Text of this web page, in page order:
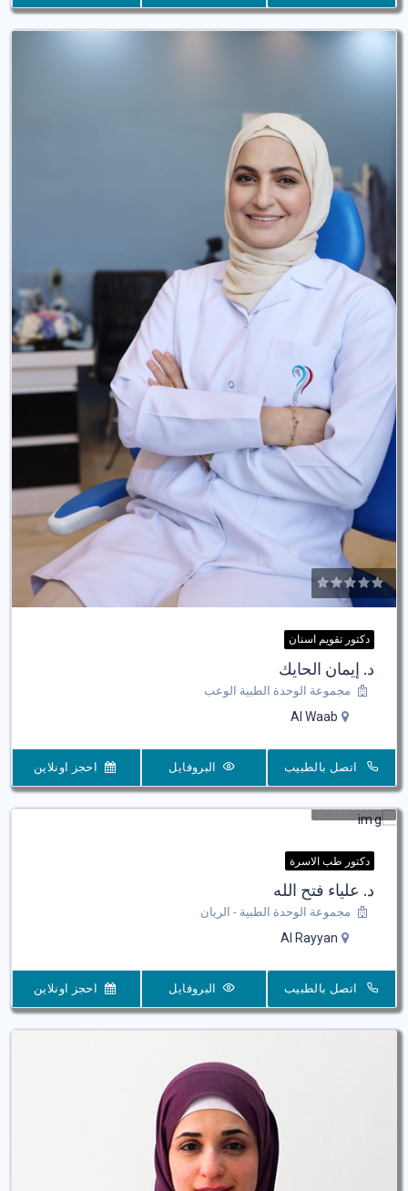
دكتور تقويم اسنان
د. إيمان الحايك
مجموعة الوحدة الطبية الوعب
Al Waab
اتصل بالطبيب البروفايل احجز اونلاين
دكتور طب الاسرة
د. علياء فتح الله
مجموعة الوحدة الطبية - الريان
Al Rayyan
اتصل بالطبيب البروفايل احجز اونلاين